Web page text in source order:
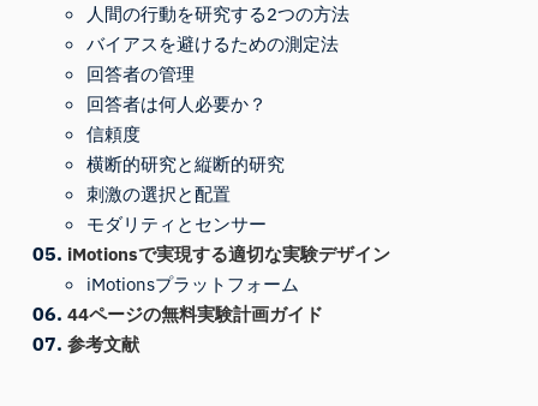
人間の行動を研究する2つの方法
バイアスを避けるための測定法
回答者の管理
回答者は何人必要か？
信頼度
横断的研究と縦断的研究
刺激の選択と配置
モダリティとセンサー
iMotionsで実現する適切な実験デザイン
iMotionsプラットフォーム
44ページの無料実験計画ガイド
参考文献